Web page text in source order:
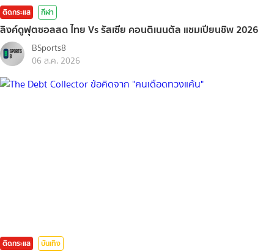
ติดกระแส กีฬา
ลิงค์ดูฟุตซอลสด ไทย Vs รัสเซีย คอนติเนนตัล แชมเปียนชิพ 2026
BSports8
06 ส.ค. 2026
ติดกระแส บันเทิง